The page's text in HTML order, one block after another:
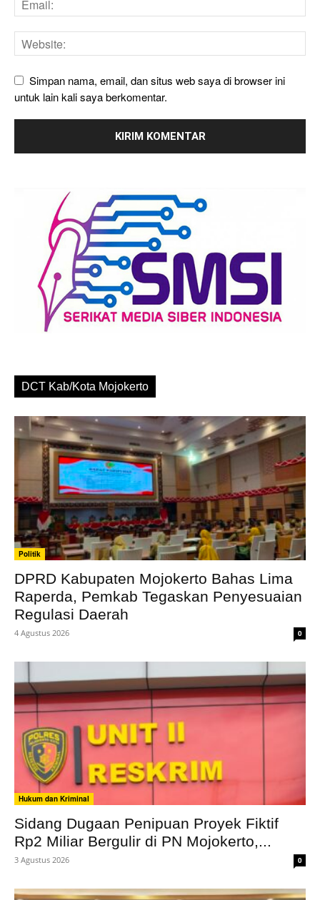
Simpan nama, email, dan situs web saya di browser ini
untuk lain kali saya berkomentar.
DCT Kab/Kota Mojokerto
Politik
DPRD Kabupaten Mojokerto Bahas Lima
Raperda, Pemkab Tegaskan Penyesuaian
Regulasi Daerah
4 Agustus 2026 0
Hukum dan Kriminal
Sidang Dugaan Penipuan Proyek Fiktif
Rp2 Miliar Bergulir di PN Mojokerto,...
3 Agustus 2026 0